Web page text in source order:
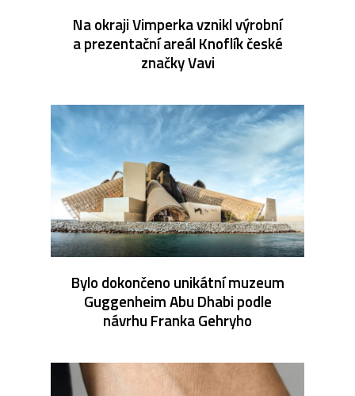
Na okraji Vimperka vznikl výrobní
a prezentační areál Knoflík české
značky Vavi
Bylo dokončeno unikátní muzeum
Guggenheim Abu Dhabi podle
návrhu Franka Gehryho